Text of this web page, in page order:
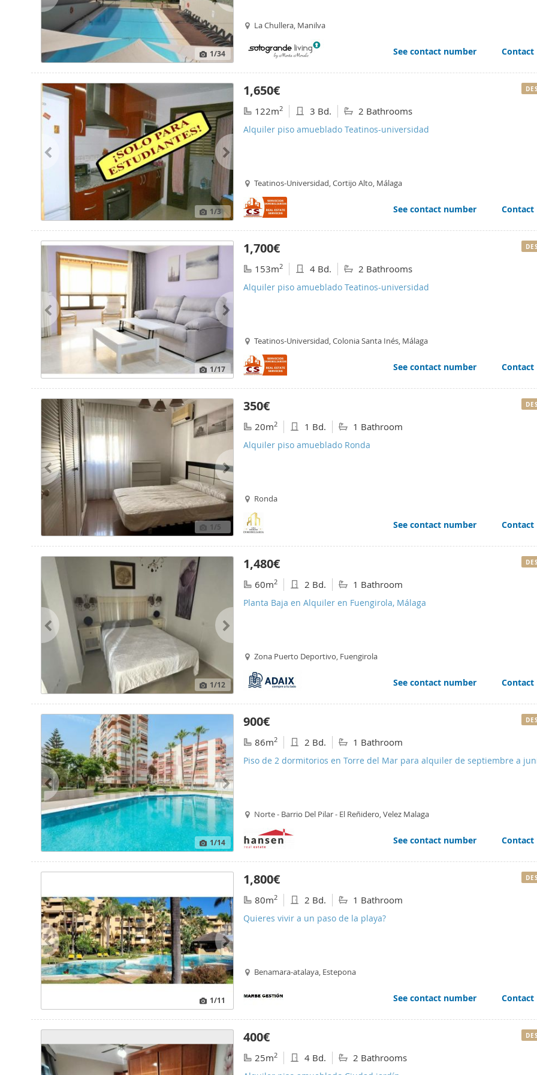
1/34
La Chullera, Manilva
See contact number Contact
1/3
1,650€
122m2 3 Bd. 2 Bathrooms
Alquiler piso amueblado Teatinos-universidad
Teatinos-Universidad, Cortijo Alto, Málaga
See contact number Contact
1/17
1,700€
153m2 4 Bd. 2 Bathrooms
Alquiler piso amueblado Teatinos-universidad
Teatinos-Universidad, Colonia Santa Inés, Málaga
See contact number Contact
1/5
350€
20m2 1 Bd. 1 Bathroom
Alquiler piso amueblado Ronda
Ronda
See contact number Contact
1/12
1,480€
60m2 2 Bd. 1 Bathroom
Planta Baja en Alquiler en Fuengirola, Málaga
Zona Puerto Deportivo, Fuengirola
See contact number Contact
1/14
900€
86m2 2 Bd. 1 Bathroom
Piso de 2 dormitorios en Torre del Mar para alquiler de septiembre a
Norte - Barrio Del Pilar - El Reñidero, Velez Malaga
See contact number Contact
1/11
1,800€
80m2 2 Bd. 1 Bathroom
Quieres vivir a un paso de la playa?
Benamara-atalaya, Estepona
See contact number Contact
400€
25m2 4 Bd. 2 Bathrooms